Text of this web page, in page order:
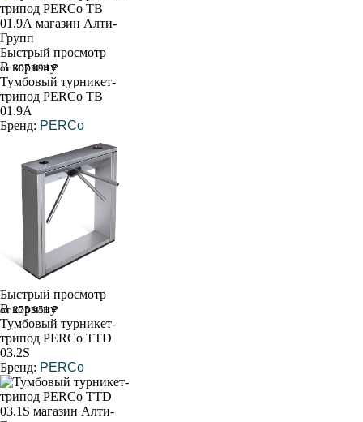
Быстрый просмотр
В корзину
от 307 894 ₽
Тумбовый турникет-
трипод PERCo ТВ
01.9А
Бренд: PERCo
Быстрый просмотр
В корзину
от 275 951 ₽
Тумбовый турникет-
трипод PERCo TTD
03.2S
Бренд: PERCo